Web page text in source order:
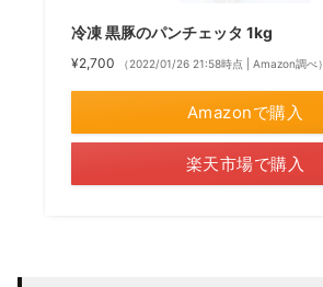
冷凍 黒豚のパンチェッタ 1kg
¥2,700 （2022/01/26 21:58時点 | Amazon調べ）
Amazonで購入
楽天市場で購入